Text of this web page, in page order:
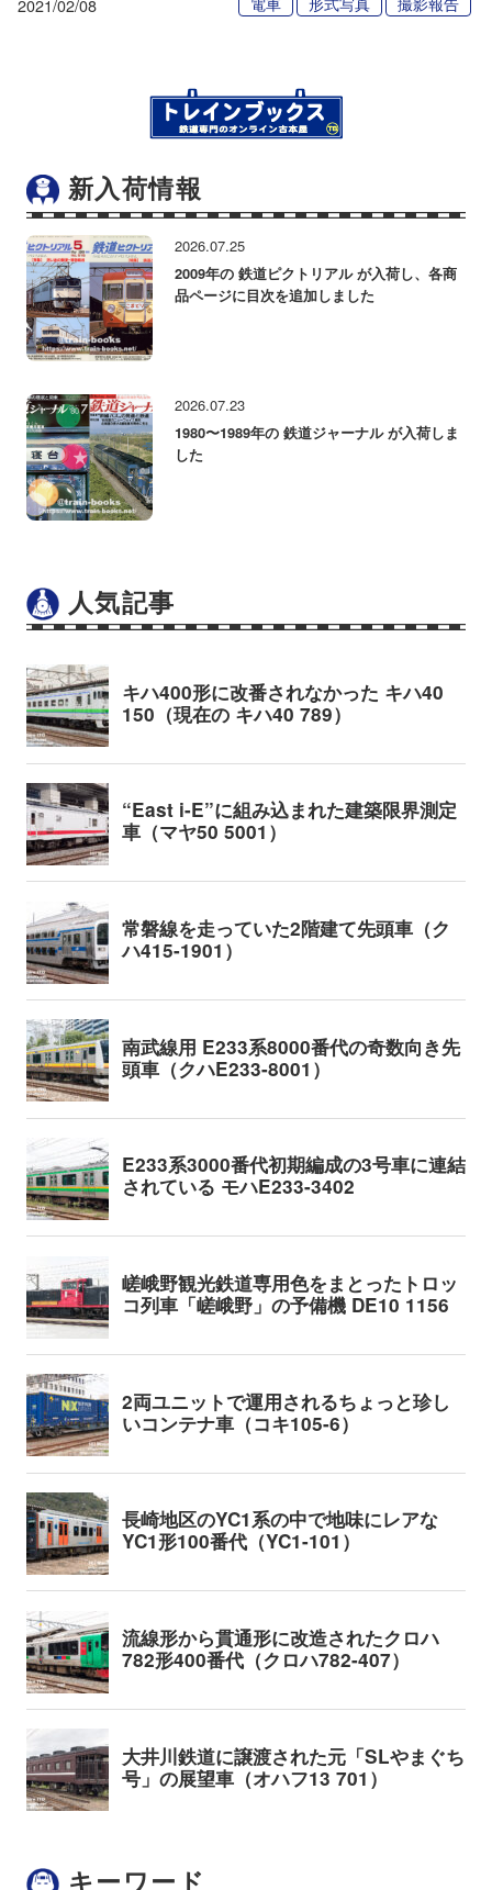
2021/02/08
新入荷情報
2026.07.25
2009年の 鉄道ピクトリアル が入荷し、各商
品ページに目次を追加しました
2026.07.23
1980〜1989年の 鉄道ジャーナル が入荷しま
した
人気記事
キーワード